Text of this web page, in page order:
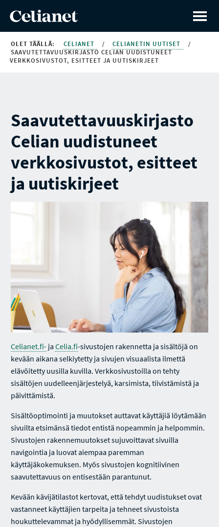
OLET TÄÄLLÄ: CELIANET / CELIANETIN UUTISET
/
SAAVUTETTAVUUSKIRJASTO CELIAN UUDISTUNEET
VERKKOSIVUSTOT, ESITTEET JA UUTISKIRJEET
Saavutettavuuskirjasto
Celian uudistuneet
verkkosivustot, esitteet
ja uutiskirjeet
Celianet.fi- jaCelia.fi-sivustojen rakennetta ja sisältöjä on
kevään aikana selkiytetty ja sivujen visuaalista ilmettä
elävöitetty uusilla kuvilla. Verkkosivustoilla on tehty
sisältöjen uudelleenjärjestelyä, karsimista, tiivistämistä ja
päivittämistä.
Sisältöoptimointi ja muutokset auttavat käyttäjiä löytämään
sivuilta etsimänsä tiedot entistä nopeammin ja helpommin.
Sivustojen rakennemuutokset sujuvoittavat sivuilla
navigointia ja luovat aiempaa paremman
käyttäjäkokemuksen. Myös sivustojen kognitiivinen
saavutettavuus on entisestään parantunut.
Kevään kävijätilastot kertovat, että tehdyt uudistukset ovat
vastanneet käyttäjien tarpeita ja tehneet sivustoista
houkuttelevammat ja hyödyllisemmät. Sivustojen